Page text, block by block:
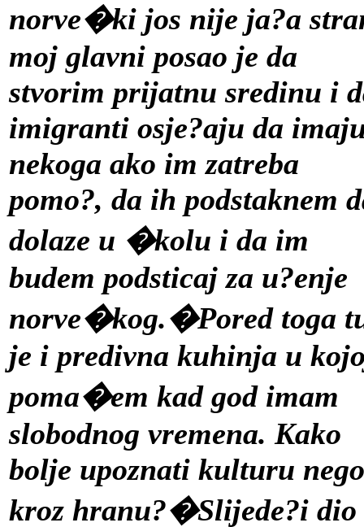
norve�ki jos nije ja?a
moj glavni posao je da
stvorim prijatnu sredinu i
imigranti osje?aju da
nekoga ako im zatreba
pomo?, da ih podstaknem
dolaze u �kolu i da im
budem podsticaj za u?enje
norve�kog.�Pored toga
je i predivna kuhinja u
poma�em kad god imam
slobodnog vremena. Kako
bolje upoznati kulturu nego
kroz hranu?�Slijede?i dio